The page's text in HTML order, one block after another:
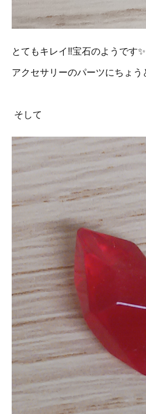
とてもキレイ‼️宝石のようです✨
アクセサリーのパーツにちょ
そして